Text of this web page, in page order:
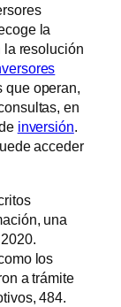
la
la resolución
que operan,
en
inversión.
acceder
una
los
a trámite
484.